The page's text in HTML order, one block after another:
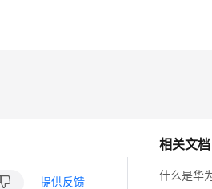
相关文档
什么是华
提供反馈